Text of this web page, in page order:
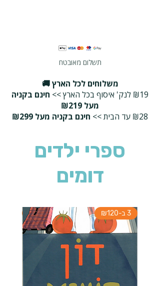
תשלום מאובטח
משלוחים לכל הארץ 🚚
₪19 לנק' איסוף בכל הארץ >>
חינם בקניה
מעל ₪219
₪28 עד הבית >>
חינם בקניה מעל ₪299
ספרי ילדים
דומים
3 ב-₪120